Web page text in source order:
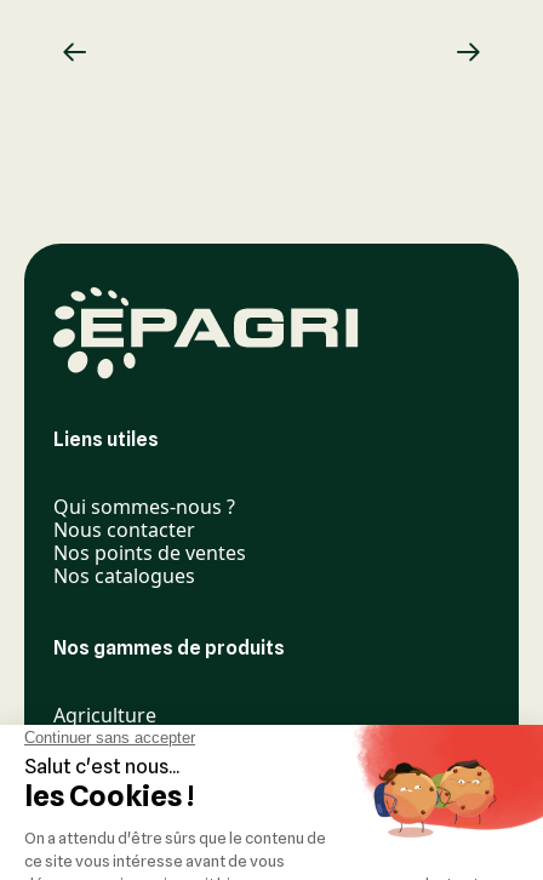
Liens utiles
Qui sommes-nous ?
Nous contacter
Nos points de ventes
Nos catalogues
Nos gammes de produits
Agriculture
Élevage
Espaces verts
Nos réseaux